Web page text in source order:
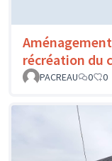
récréation du
PACREAU
0 0